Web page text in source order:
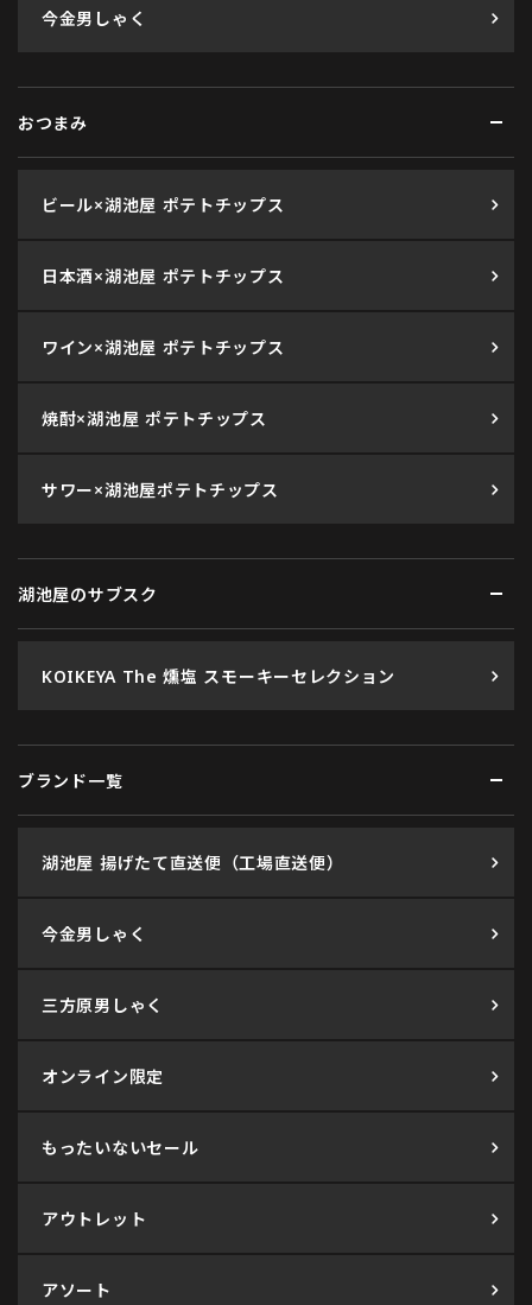
今金男しゃく
おつまみ
ビール×湖池屋 ポテトチップス
日本酒×湖池屋 ポテトチップス
ワイン×湖池屋 ポテトチップス
焼酎×湖池屋 ポテトチップス
サワー×湖池屋ポテトチップス
湖池屋のサブスク
KOIKEYA The 燻塩 スモーキーセレクション
ブランド一覧
湖池屋 揚げたて直送便（工場直送便）
今金男しゃく
三方原男しゃく
オンライン限定
もったいないセール
アウトレット
アソート